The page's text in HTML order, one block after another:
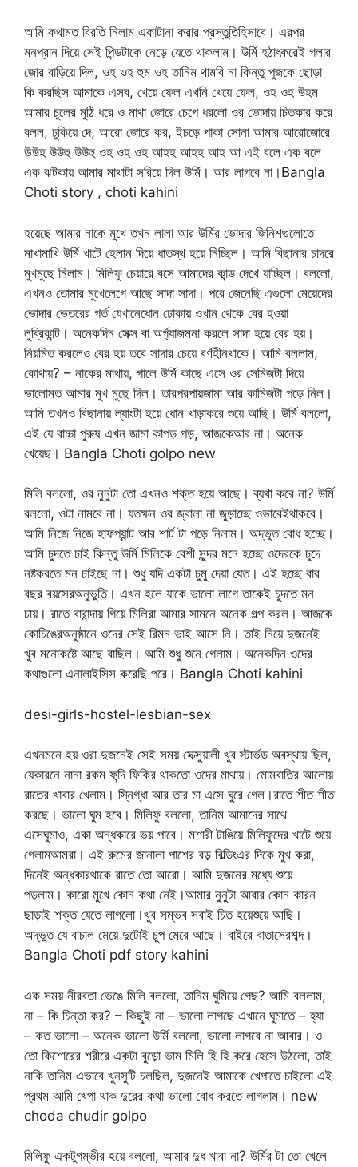
আমি কথামত বিরতি নিলাম একাটানা করার প্রস্তুতিহিসাবে। এরপর
মনপ্রান দিয়ে সেই পিন্ডটাকে নেড়ে যেতে থাকলাম। উর্মি হঠাৎকরেই গলার
জোর বাড়িয়ে দিল, ওহ ওহ হুম ওহ তানিম থামবি না কিন্তু পুজকে ছোড়া
কি করছিস আমাকে এসব, খেয়ে ফেল এখনি খেয়ে ফেল, ওহ ওহ উহম
আমার চুলের মুঠি ধরে ও মাথা জোরে চেপে ধরলো ওর ভোদায় চিতকার করে
বলল, ঢুকিয়ে দে, আরো জোরে কর, ইচড়ে পাকা সোনা আমার আরোজোরে
ঊউহ উউহু উউহু ওহ ওহ ওহ আহহ আহহ আহ আ এই বলে এক বলে
এক ঝটকায় আমার মাথাটা সরিয়ে দিল উর্মি। আর লাগবে না।Bangla
Choti story , choti kahini
হয়েছে আমার নাকে মুখে তখন লালা আর উর্মির ভোদার জিনিশগুলোতে
মাখামাখি উর্মি খাটে হেলান দিয়ে ধাতস্থ হয়ে নিচ্ছিল। আমি বিছানার চাদরে
মুখমুছে নিলাম। মিলিফু চেয়ারে বসে আমাদের কান্ড দেখে যাচ্ছিল। বললো,
এখনও তোমার মুখেলেগে আছে সাদা সাদা। পরে জেনেছি এগুলো মেয়েদের
ভোদার ভেতরের গর্ত যেখানেধোন ঢোকায় ওখান থেকে বের হওয়া
লুব্রিকান্ট। অনেকদিন সেক্স বা অর্গ্যাজমনা করলে সাদা হয়ে বের হয়।
নিয়মিত করলেও বের হয় তবে সাদার চেয়ে বর্ণহীনথাকে। আমি বললাম,
কোথায়? – নাকের মাথায়, গালে উর্মি কাছে এসে ওর সেমিজটা দিয়ে
ভালোমত আমার মুখ মুছে দিল। তারপরপায়জামা আর কামিজটা পড়ে নিল।
আমি তখনও বিছানায় ল্যাংটা হয়ে ধোন খাড়াকরে শুয়ে আছি। উর্মি বললো,
এই যে বাচ্চা পুরুষ এখন জামা কাপড় পড়, আজকেআর না। অনেক
খেয়েছ। Bangla Choti golpo new
মিলি বললো, ওর নুনুটা তো এখনও শক্ত হয়ে আছে। ব্যথা করে না? উর্মি
বললো, ওটা নামবে না। যতক্ষন ওর জ্বালা না জুড়াচ্ছে ওভাবেইথাকবে।
আমি নিজে নিজে হাফপ্যান্ট আর শার্ট টা পড়ে নিলাম। অদ্ভুত বোধ হচ্ছে।
আমি চুদতে চাই কিন্তু উর্মি মিলিকে বেশী সুন্দর মনে হচ্ছে ওদেরকে চুদে
নষ্টকরতে মন চাইছে না। শুধু যদি একটা চুমু দেয়া যেত। এই হচ্ছে বার
বছর বয়সেরঅনুভুতি। এখন হলে যাকে ভালো লাগে তাকেই চুদতে মন
চায়। রাতে বারান্দায় গিয়ে মিলিরা আমার সামনে অনেক গল্প করল। আজকে
কোচিঙেরঅনুষ্ঠানে ওদের সেই রিমন ভাই আসে নি। তাই নিয়ে দুজনেই
খুব মনোকষ্টে আছে বাছিল। আমি শুধু শুনে গেলাম। অনেকদিন ওদের
কথাগুলো এনালাইসিস করেছি পরে। Bangla Choti kahini
desi-girls-hostel-lesbian-sex
এখনমনে হয় ওরা দুজনেই সেই সময় সেক্সুয়ালী খুব স্টার্ভড অবস্থায় ছিল,
যেকারনে নানা রকম ফন্দি ফিকির থাকতো ওদের মাথায়। মোমবাতির আলোয়
রাতের খাবার খেলাম। স্নিগ্ধা আর তার মা এসে ঘুরে গেল।রাতে শীত শীত
করছে। ভালো ঘুম হবে। মিলিফু বললো, তানিম আমাদের সাথে
এসেঘুমাও, একা অন্ধকারে ভয় পাবে। মশারী টাঙিয়ে মিলিফুদের খাটে শুয়ে
গেলামআমরা। এই রুমের জানালা পাশের বড় বিল্ডিংএর দিকে মুখ করা,
দিনেই অন্ধকারথাকে রাতে তো আরো। আমি দুজনের মধ্যে শুয়ে
পড়লাম। কারো মুখে কোন কথা নেই।আমার নুনুটা আবার কোন কারন
ছাড়াই শক্ত যেতে লাগলো।খুব সম্ভব সবাই চিত হয়েশুয়ে আছি।
অদ্ভুত যে বাচাল মেয়ে দুটোই চুপ মেরে আছে। বাইরে বাতাসেরশব্দ।
Bangla Choti pdf story kahini
এক সময় নীরবতা ভেঙে মিলি বললো, তানিম ঘুমিয়ে গেছ? আমি বললাম,
না – কি চিন্তা কর? – কিছুই না – ভালো লাগছে এখানে ঘুমাতে – হ্যা
– কত ভালো – অনেক ভালো উর্মি বললো, ভালো লাগবে না আবার। ও
তো কিশোরের শরীরে একটা বুড়ো ভাম মিলি হি হি করে হেসে উঠলো, তাই
নাকি তানিম এভাবে খুনসুটি চলছিল, দুজনেই আমাকে খেপাতে চাইলো এই
প্রথম আমি খেপা থাক দুরের কথা ভালো বোধ করতে লাগলাম। new
choda chudir golpo
মিলিফু একটুগম্ভীর হয়ে বললো, আমার দুধ খাবা না? উর্মির টা তো খেলে